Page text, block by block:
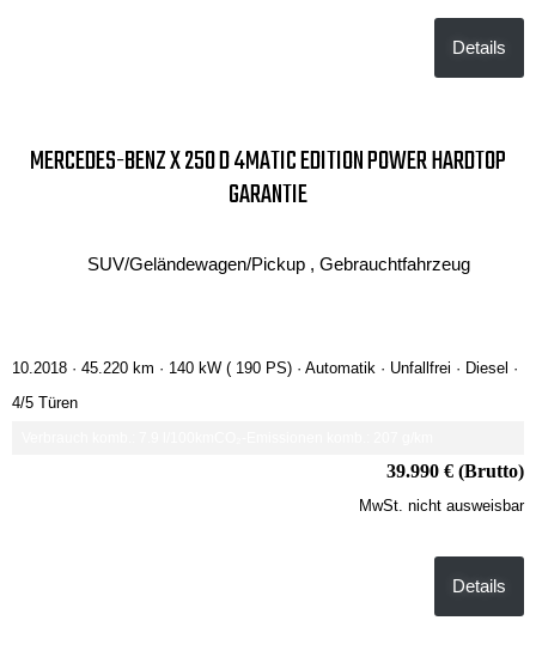
Details
MERCEDES-BENZ X 250 D 4MATIC EDITION POWER HARDTOP
GARANTIE
SUV/Geländewagen/Pickup , Gebrauchtfahrzeug
10.2018 · 45.220 km · 140 kW ( 190 PS) · Automatik · Unfallfrei · Diesel ·
4/5 Türen
39.990 € (Brutto)
MwSt. nicht ausweisbar
Details